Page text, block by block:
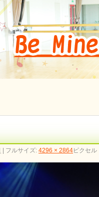
フルサイズ: 4296 × 2864ピクセル